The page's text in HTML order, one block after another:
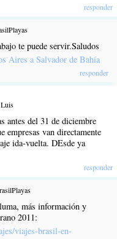
responder
te puede servir.Saludos
Aires a Salvador de Bahía
responder
antes del 31 de diciembre
empresas van directamente
ida-vuelta. DEsde ya
responder
más información y
2011:
viajes-brasil-en-